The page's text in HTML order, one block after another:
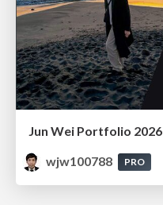
Jun Wei Portfolio 2026
wjw100788
PRO